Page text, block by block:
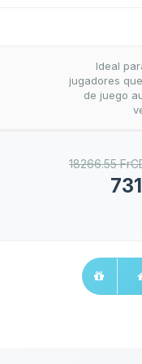
Ideal
jugadores
de juego
18266.55